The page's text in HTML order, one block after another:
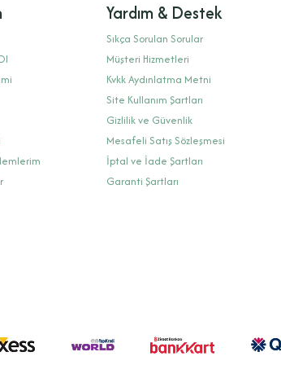
Yardım & Destek
Sıkça Sorulan Sorular
Müşteri Hizmetleri
Kvkk Aydınlatma Metni
Site Kullanım Şartları
Gizlilik ve Güvenlik
Mesafeli Satış Sözleşmesi
İptal ve İade Şartları
Garanti Şartları